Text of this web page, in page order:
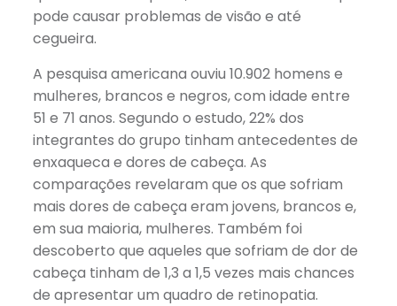
pode causar problemas de visão e até
cegueira.
A pesquisa americana ouviu 10.902 homens e
mulheres, brancos e negros, com idade entre
51 e 71 anos. Segundo o estudo, 22% dos
integrantes do grupo tinham antecedentes de
enxaqueca e dores de cabeça. As
comparações revelaram que os que sofriam
mais dores de cabeça eram jovens, brancos e,
em sua maioria, mulheres. Também foi
descoberto que aqueles que sofriam de dor de
cabeça tinham de 1,3 a 1,5 vezes mais chances
de apresentar um quadro de retinopatia.